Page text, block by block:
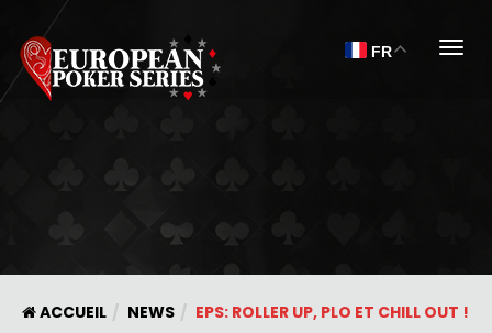
FR
ACCUEIL NEWS EPS: ROLLER UP, PLO ET CHILL OUT !